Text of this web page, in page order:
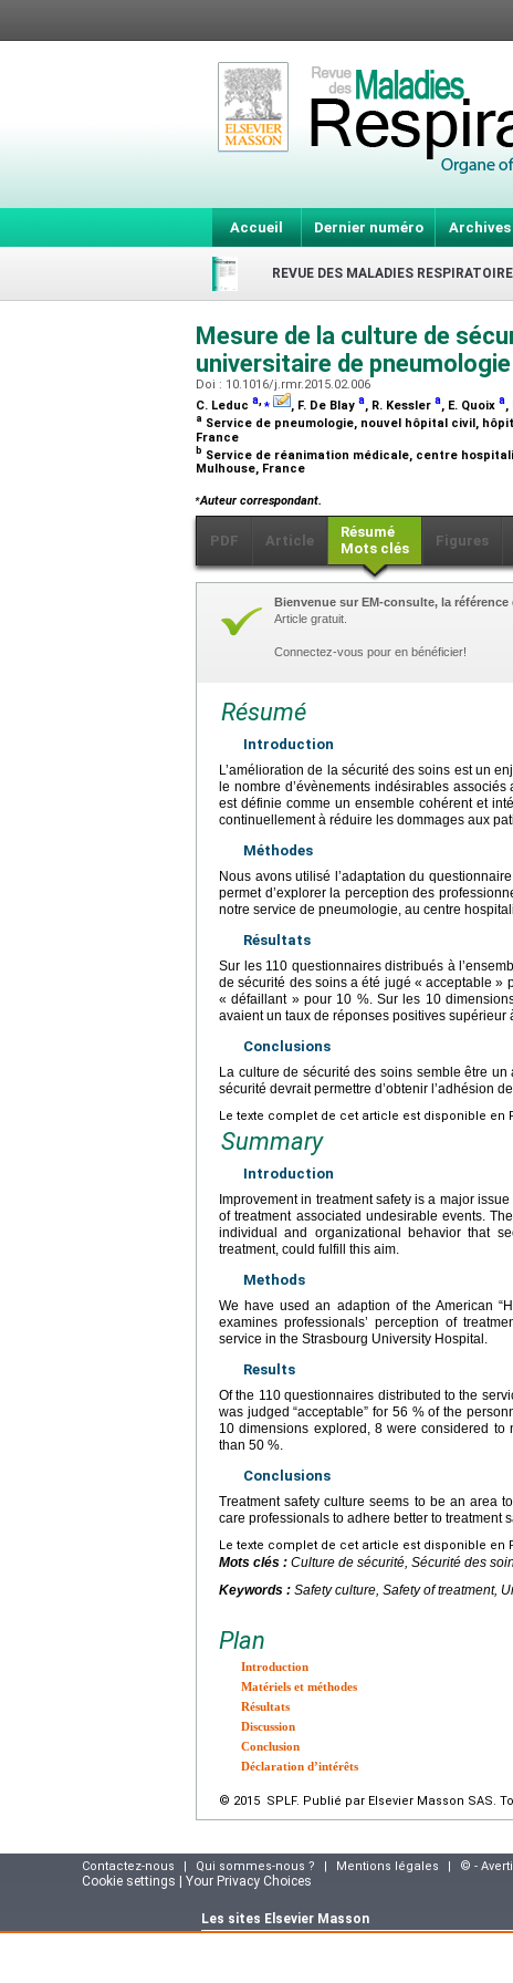
Accueil Dernier numéro Archives
REVUE DES MALADIES
Mesure de la culture de
universitaire de pneumologie
Doi : 10.1016/j.rmr.2015.02.006
C. Leduc a,⁎ , F. De Blay a, R. Kessler a, E. Quoix a,
a Service de pneumologie, nouvel hôpital civil,
France
b Service de réanimation médicale, centre
Mulhouse, France
⁎Auteur correspondant.
PDF Article
Résumé
Mots clés
Figures
Bienvenue sur EM-consulte, la
Article gratuit.
Connectez-vous pour en bénéficier!
Résumé
Introduction
L’amélioration de la sécurité des soins est un
le nombre d’évènements indésirables
est définie comme un ensemble cohérent et
continuellement à réduire les dommages aux
Méthodes
Nous avons utilisé l’adaptation du
permet d’explorer la perception des
notre service de pneumologie, au centre
Résultats
Sur les 110 questionnaires distribués à
de sécurité des soins a été jugé « acceptable »
« défaillant » pour 10 %. Sur les 10
avaient un taux de réponses positives supérieur
Conclusions
La culture de sécurité des soins semble être
sécurité devrait permettre d’obtenir l’adhésion
Le texte complet de cet article est disponible en
Summary
Introduction
Improvement in treatment safety is a major
of treatment associated undesirable events.
individual and organizational behavior that
treatment, could fulfill this aim.
Methods
We have used an adaption of the American
examines professionals’ perception of
service in the Strasbourg University Hospital.
Results
Of the 110 questionnaires distributed to the
was judged “acceptable” for 56 % of the
10 dimensions explored, 8 were considered
than 50 %.
Conclusions
Treatment safety culture seems to be an area
care professionals to adhere better to treatment
Le texte complet de cet article est disponible en
Mots clés : Culture de sécurité, Sécurité des
Keywords : Safety culture, Safety of treatment,
Plan
Introduction
Matériels et méthodes
Résultats
Discussion
Conclusion
Déclaration d’intérêts
© 2015 SPLF. Publié par Elsevier Masson SAS.
Contactez-nous | Qui sommes-nous ? | Mentions légales | © -
Cookie settings | Your Privacy Choices
Les sites Elsevier Masson